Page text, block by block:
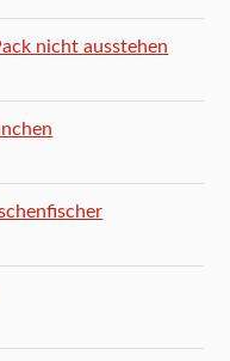
nicht ausstehen